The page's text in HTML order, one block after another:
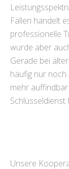
Fällen handelt
professionelle
wurde aber
Gerade bei
häufig nur noch
mehr
Unsere